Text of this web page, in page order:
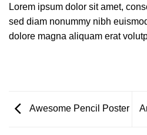
Lorem ipsum dolor sit amet,
sed diam nonummy nibh
dolore magna aliquam erat
Awesome Pencil Poster